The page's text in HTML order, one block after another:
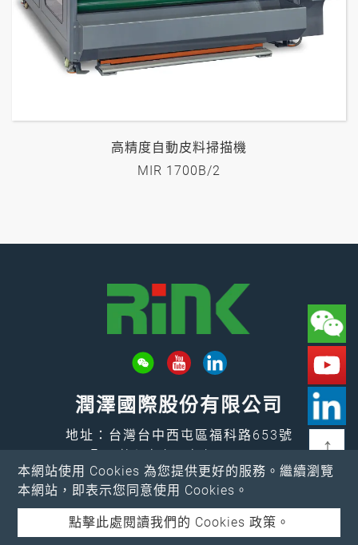
高精度自動皮料掃描機
MIR 1700B/2
本網站使用 Cookies 為您提供更好的服務。繼續瀏覽
本網站，即表示您同意使用 Cookies。
點擊此處閱讀我們的 Cookies 政策。
潤澤國際股份有限公司
地址：台灣台中西屯區福科路653號
Email：
rink@rink.com.tw
電話：+886-4-2461-7373
傳真：+886-4-2461-4388
Copyright © 2026 潤澤國際股份有限公司 All rights reserved.
↑